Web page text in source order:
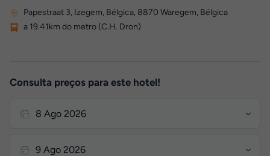
Papestraat 3, Izegem, Bélgica, 8870Waregem, Bélgica
a 19.41km do metro (C.H. Dron)
Consulta preços para este hotel!